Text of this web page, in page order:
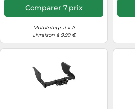
Comparer 7 prix
Motointegrator.fr
Livraison à 9,99 €